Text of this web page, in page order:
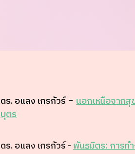
ดร. อแลง เกรกัวร์- นอกเหนือจาก
บุตร
ดร. อแลง เกรกัวร์ -พันธมิตร: การท